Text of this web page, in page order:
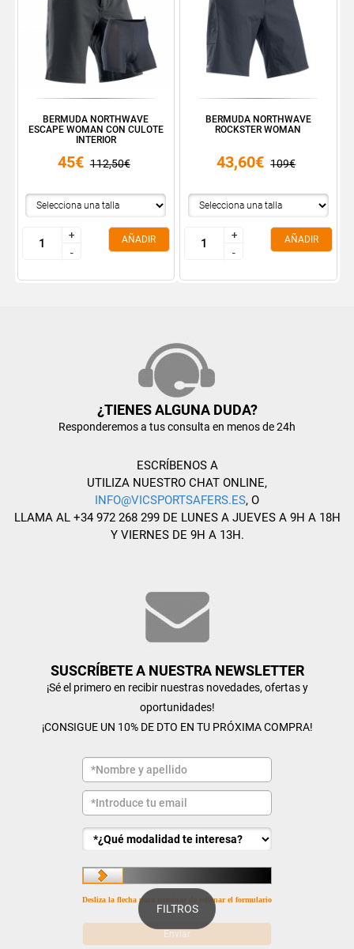
FILTROS
BERMUDA NORTHWAVE
ESCAPE WOMAN CON CULOTE
INTERIOR
45€ 112,50€
+
-
+
-
AÑADIR
BERMUDA NORTHWAVE
ROCKSTER WOMAN
43,60€ 109€
+
-
+
-
AÑADIR
¿TIENES ALGUNA DUDA?
Responderemos a tus consulta en menos de 24h
ESCRÍBENOS A
UTILIZA NUESTRO CHAT ONLINE,
INFO@VICSPORTSAFERS.ES, O
LLAMA AL +34 972 268 299 DE LUNES A JUEVES A 9H A 18H
Y VIERNES DE 9H A 13H.
SUSCRÍBETE A NUESTRA NEWSLETTER
¡Sé el primero en recibir nuestras novedades, ofertas y
oportunidades!
¡CONSIGUE UN 10% DE DTO EN TU PRÓXIMA COMPRA!
Desliza la flecha para terminar de rellenar el formulario